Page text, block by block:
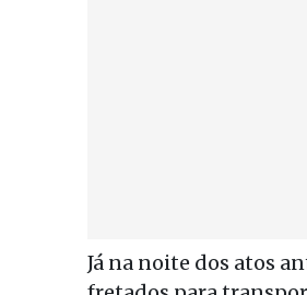
Já na noite dos atos